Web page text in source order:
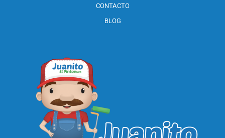
CONTACTO
BLOG